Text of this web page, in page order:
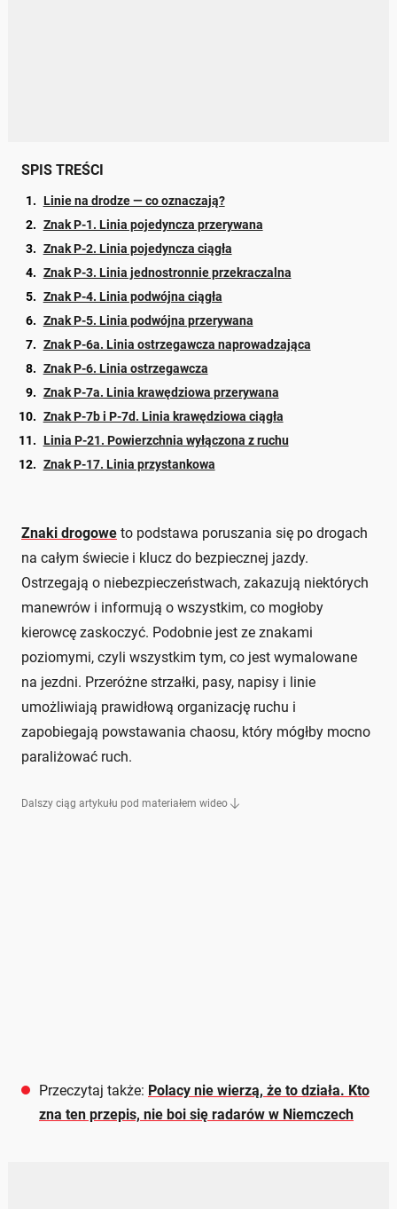
SPIS TREŚCI
Linie na drodze — co oznaczają?
Znak P-1. Linia pojedyncza przerywana
Znak P-2. Linia pojedyncza ciągła
Znak P-3. Linia jednostronnie przekraczalna
Znak P-4. Linia podwójna ciągła
Znak P-5. Linia podwójna przerywana
Znak P-6a. Linia ostrzegawcza naprowadzająca
Znak P-6. Linia ostrzegawcza
Znak P-7a. Linia krawędziowa przerywana
Znak P-7b i P-7d. Linia krawędziowa ciągła
Linia P-21. Powierzchnia wyłączona z ruchu
Znak P-17. Linia przystankowa
Znaki drogowe to podstawa poruszania się po drogach
na całym świecie i klucz do bezpiecznej jazdy.
Ostrzegają o niebezpieczeństwach, zakazują niektórych
manewrów i informują o wszystkim, co mogłoby
kierowcę zaskoczyć. Podobnie jest ze znakami
poziomymi, czyli wszystkim tym, co jest wymalowane
na jezdni. Przeróżne strzałki, pasy, napisy i linie
umożliwiają prawidłową organizację ruchu i
zapobiegają powstawania chaosu, który mógłby mocno
paraliżować ruch.
Dalszy ciąg artykułu pod materiałem wideo
Przeczytaj także: Polacy nie wierzą, że to działa. Kto
zna ten przepis, nie boi się radarów w Niemczech